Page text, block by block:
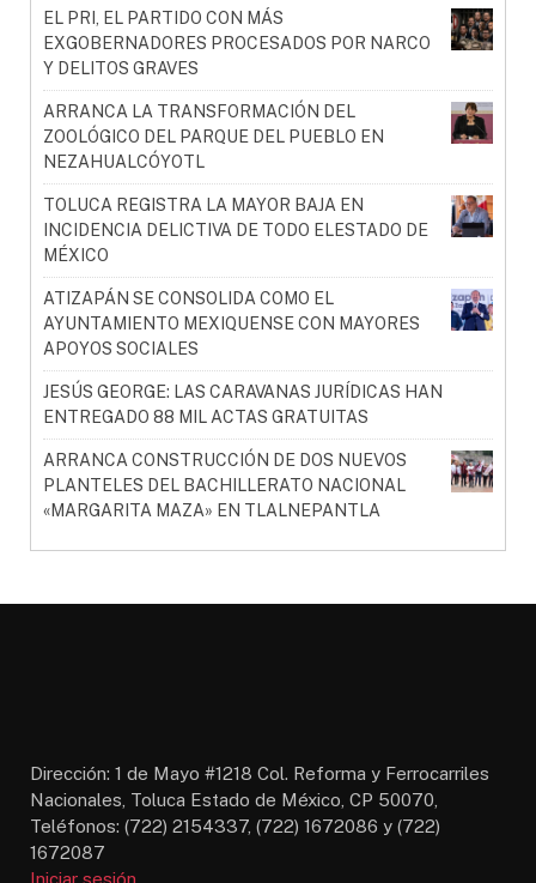
EL PRI, EL PARTIDO CON MÁS
EXGOBERNADORES PROCESADOS POR NARCO
Y DELITOS GRAVES
ARRANCA LA TRANSFORMACIÓN DEL
ZOOLÓGICO DEL PARQUE DEL PUEBLO EN
NEZAHUALCÓYOTL
TOLUCA REGISTRA LA MAYOR BAJA EN
INCIDENCIA DELICTIVA DE TODO ELESTADO DE
MÉXICO
ATIZAPÁN SE CONSOLIDA COMO EL
AYUNTAMIENTO MEXIQUENSE CON MAYORES
APOYOS SOCIALES
JESÚS GEORGE: LAS CARAVANAS JURÍDICAS HAN
ENTREGADO 88 MIL ACTAS GRATUITAS
ARRANCA CONSTRUCCIÓN DE DOS NUEVOS
PLANTELES DEL BACHILLERATO NACIONAL
«MARGARITA MAZA» EN TLALNEPANTLA
Dirección: 1 de Mayo #1218 Col. Reforma y Ferrocarriles
Nacionales, Toluca Estado de México, CP 50070,
Teléfonos: (722) 2154337, (722) 1672086 y (722)
1672087